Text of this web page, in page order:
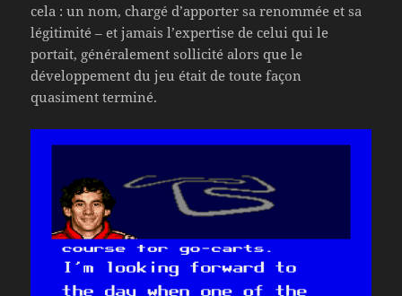
cela : un nom, chargé d’apporter sa renommée et sa
légitimité – et jamais l’expertise de celui qui le
portait, généralement sollicité alors que le
développement du jeu était de toute façon
quasiment terminé.